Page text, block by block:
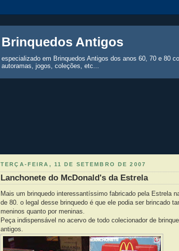
Brinquedos Antigos
especializado em Brinquedos Antigos dos anos 60, 70 e 80
autoramas, jogos, coleções, etc...
TERÇA-FEIRA, 11 DE SETEMBRO DE 2007
Lanchonete do McDonald's da Estrela
Mais um brinquedo interessantíssimo fabricado pela Estrela
de 80. o legal desse brinquedo é que ele podia ser brincado
meninos quanto por meninas.
Peça indispensável no acervo de todo colecionador de
antigos.